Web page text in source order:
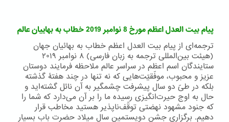
بیت
‌العدل
اعظم
خطاب
به
بهائیان
جهان
پیام بیت العدل اعظم مورخ 8 نوامبر 2019 خطاب به بهاییان عالم
ترجمه‌ای از پیام بیت ‌العدل اعظم خطاب به بهائیان جهان
(هیئت بین‌المللی ترجمه به زبان فارسی) ۸ نوامبر ۲۰۱۹
ستایندگان اسم اعظم در سراسر عالم ملاحظه فرمایند دوستان
عزیز و محبوب، موفّقیّت‌هایی که نه تنها در چند هفتۀ گذشته
بلکه در طیّ دو سال پیشرفت چشمگیر به آن نائل گشته‌اید و
حال به اوج حیرت‌انگیزی رسیده ما را بر آن می‌دارد که شما را
که جنود مشهود نهضتی توقّف‌ناپذیر هستید مخاطب قرار
دهیم. برگزاری جشن دویستمین سال میلاد حضرت باب بسیار